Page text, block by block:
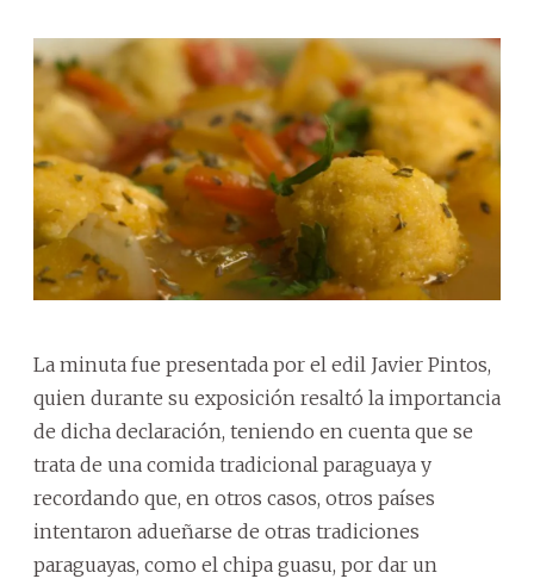
La minuta fue presentada por el edil Javier Pintos,
quien durante su exposición resaltó la importancia
de dicha declaración, teniendo en cuenta que se
trata de una comida tradicional paraguaya y
recordando que, en otros casos, otros países
intentaron adueñarse de otras tradiciones
paraguayas, como el chipa guasu, por dar un